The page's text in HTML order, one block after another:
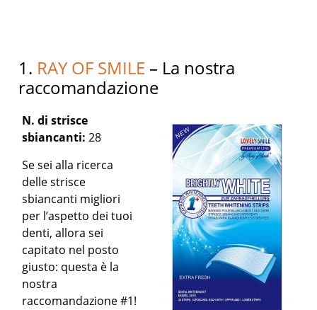
1. RAY OF SMILE – La nostra
raccomandazione
N. di strisce
sbiancanti: 28
Se sei alla ricerca
delle strisce
sbiancanti migliori
per l’aspetto dei tuoi
denti, allora sei
capitato nel posto
giusto: questa è la
nostra
raccomandazione #1!